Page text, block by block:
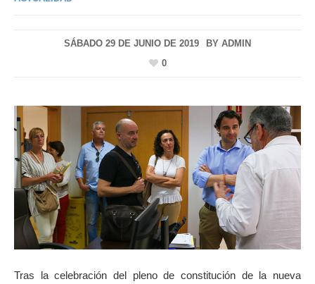
SÁBADO 29 DE JUNIO DE 2019 BY ADMIN
0
Tras la celebración del pleno de constitución de la nueva